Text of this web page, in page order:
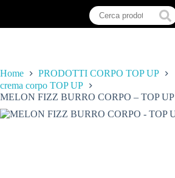
Home
PRODOTTI CORPO TOP UP
crema corpo TOP UP
MELON FIZZ BURRO CORPO – TOP UP